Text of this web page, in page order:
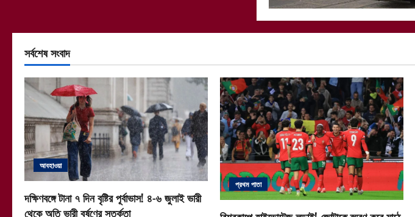
সর্বশেষ সংবাদ
আবহাওয়া
দক্ষিণবঙ্গে টানা ৭ দিন বৃষ্টির পূর্বাভাস! ৪-৬ জুলাই ভারী
থেকে অতি ভারী বর্ষণের সতর্কতা
প্রথম পাতা